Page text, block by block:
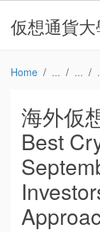
仮想通貨
Home
海外仮
Best